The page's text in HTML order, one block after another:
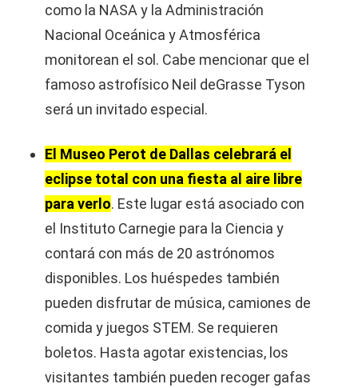
como la NASA y la Administración
Nacional Oceánica y Atmosférica
monitorean el sol. Cabe mencionar que el
famoso astrofísico Neil deGrasse Tyson
será un invitado especial.
El Museo Perot de Dallas celebrará el
eclipse total con una fiesta al aire libre
para verlo. Este lugar está asociado con
el Instituto Carnegie para la Ciencia y
contará con más de 20 astrónomos
disponibles. Los huéspedes también
pueden disfrutar de música, camiones de
comida y juegos STEM. Se requieren
boletos. Hasta agotar existencias, los
visitantes también pueden recoger gafas